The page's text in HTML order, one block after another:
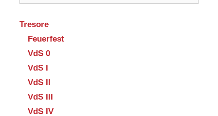
Tresore
Feuerfest
VdS 0
VdS I
VdS II
VdS III
VdS IV